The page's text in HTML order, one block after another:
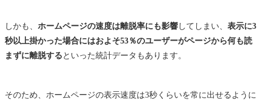
しかも、 ホームページの速度は離脱率にも影響してしまい、 表示に3
秒以上掛かった場合にはおよそ53％のユーザーがページから何も読
まずに離脱するといった統計データもあります。
そのため、ホームページの表示速度は3秒くらいを常に出せるように